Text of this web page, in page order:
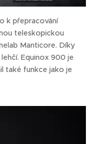
k přepracování
teleskopickou
Manticore. Díky
Equinox 900 je
také funkce jako je